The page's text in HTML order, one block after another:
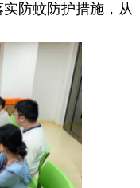
防蚊防护措施，从